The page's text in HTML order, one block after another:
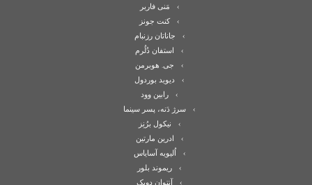
مَنی فاربر
کنت جونز
جاناتان رزنبام
استفان دُلُرم
جی. هوبرمن
دیوید بوردول
رابین وود
سرژ دَنه، پسر سینما
نیکول برُنِز
ادرین مارتین
اُلیویه آسایاس
ریموند بلور
آنتوان دوبِک